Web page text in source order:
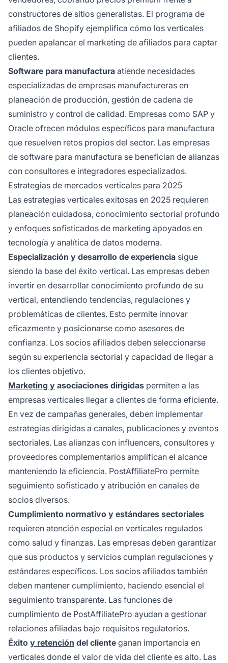
constructores de sitios generalistas. El programa de
afiliados de Shopify ejemplifica cómo los verticales
pueden apalancar el marketing de afiliados para captar
clientes.
Software para manufactura atiende necesidades
especializadas de empresas manufactureras en
planeación de producción, gestión de cadena de
suministro y control de calidad. Empresas como SAP y
Oracle ofrecen módulos específicos para manufactura
que resuelven retos propios del sector. Las empresas
de software para manufactura se benefician de alianzas
con consultores e integradores especializados.
Estrategias de mercados verticales para 2025
Las estrategias verticales exitosas en 2025 requieren
planeación cuidadosa, conocimiento sectorial profundo
y enfoques sofisticados de marketing apoyados en
tecnología y analítica de datos moderna.
Especialización y desarrollo de experiencia sigue
siendo la base del éxito vertical. Las empresas deben
invertir en desarrollar conocimiento profundo de su
vertical, entendiendo tendencias, regulaciones y
problemáticas de clientes. Esto permite innovar
eficazmente y posicionarse como asesores de
confianza. Los socios afiliados deben seleccionarse
según su experiencia sectorial y capacidad de llegar a
los clientes objetivo.
Marketing y asociaciones dirigidas permiten a las
empresas verticales llegar a clientes de forma eficiente.
En vez de campañas generales, deben implementar
estrategias dirigidas a canales, publicaciones y eventos
sectoriales. Las alianzas con influencers, consultores y
proveedores complementarios amplifican el alcance
manteniendo la eficiencia. PostAffiliatePro permite
seguimiento sofisticado y atribución en canales de
socios diversos.
Cumplimiento normativo y estándares sectoriales
requieren atención especial en verticales regulados
como salud y finanzas. Las empresas deben garantizar
que sus productos y servicios cumplan regulaciones y
estándares específicos. Los socios afiliados también
deben mantener cumplimiento, haciendo esencial el
seguimiento transparente. Las funciones de
cumplimiento de PostAffiliatePro ayudan a gestionar
relaciones afiliadas bajo requisitos regulatorios.
Éxito y retención del cliente ganan importancia en
verticales donde el valor de vida del cliente es alto. Las